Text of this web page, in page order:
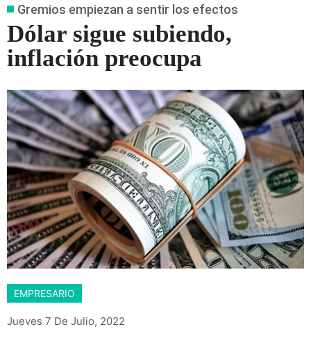
Gremios empiezan a sentir los efectos
Dólar sigue subiendo,
inflación preocupa
EMPRESARIO
Jueves 7 De Julio, 2022